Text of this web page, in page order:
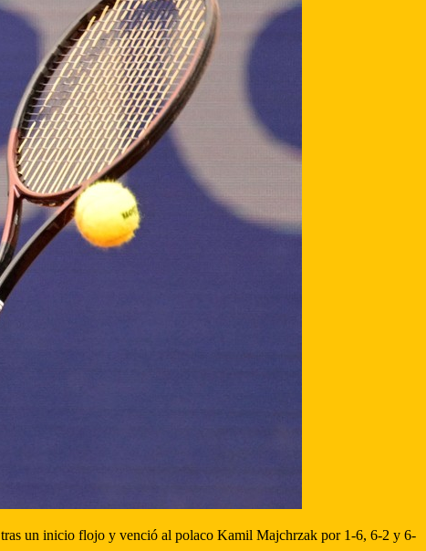
un inicio flojo y venció al polaco Kamil Majchrzak por 1-6, 6-2 y 6-